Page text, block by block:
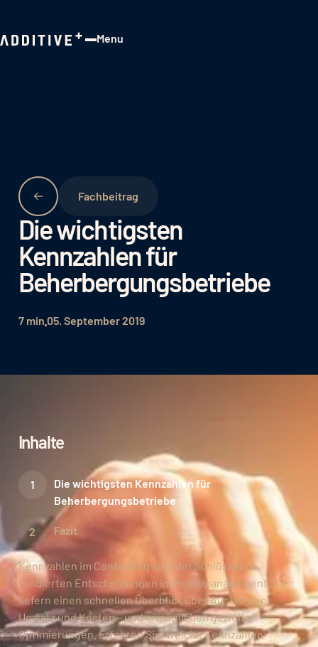
Menu
Fachbeitrag
Die wichtigsten
Kennzahlen für
Beherbergungsbetriebe
7 min 05. September 2019
Kennzahlen im Controlling sind der Schlüssel zu
fundierten Entscheidungen im Hotelmanagement. Sie
liefern einen schnellen Überblick über Auslastung,
Umsatz und Kosten – und ermöglichen gezielte
Optimierungen. Erfahren Sie, welche Kennzahlen
Inhalte
Die wichtigsten Kennzahlen für
Beherbergungsbetriebe
Fazit